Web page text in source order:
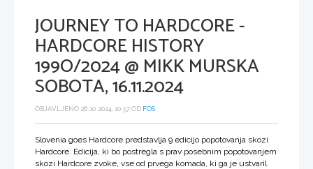
JOURNEY TO HARDCORE -
HARDCORE HISTORY
199O/2024 @ MIKK MURSKA
SOBOTA, 16.11.2024
OBJAVLJENO 26.10.2024, 10:57 OD FOS
Slovenia goes Hardcore predstavlja 9 edicijo popotovanja skozi
Hardcore. Edicija, ki bo postregla s prav posebnim popotovanjem
skozi Hardcore zvoke, vse od prvega komada, ki ga je ustvaril